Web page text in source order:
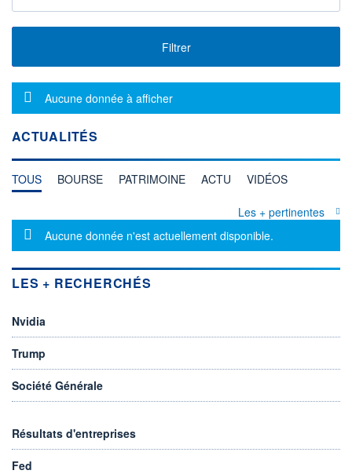
Filtrer
Message d'information
Aucune donnée à afficher
ACTUALITÉS
TOUS BOURSE PATRIMOINE ACTU VIDÉOS
Les + pertinentes
Message d'information
Aucune donnée n'est actuellement disponible.
LES + RECHERCHÉS
Nvidia
Trump
Société Générale
Résultats d'entreprises
Fed